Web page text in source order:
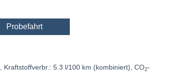
Probefahrt
5.3 l/100 km (kombiniert), CO2-